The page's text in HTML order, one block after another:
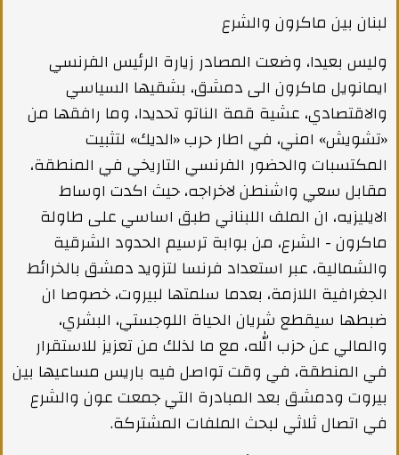
لبنان بين ماكرون والشرع
وليس بعيدا، وضعت المصادر زيارة الرئيس الفرنسي
ايمانويل ماكرون الى دمشق، بشقيها السياسي
والاقتصادي، عشية قمة الناتو تحديدا، وما رافقها من
«تشويش» امني، في اطار حرب «الديك» لتثبيت
المكتسبات والحضور الفرنسي التاريخي في المنطقة،
مقابل سعي واشنطن لاخراجه، حيث اكدت اوساط
الايليزيه، ان الملف اللبناني طبق اساسي على طاولة
ماكرون - الشرع، من بوابة ترسيم الحدود الشرقية
والشمالية، عبر استعداد فرنسا لتزويد دمشق بالخرائط
الجغرافية اللازمة، بعدما سلمتها لبيروت، خصوصا ان
ضبطها سيقطع شريان الحياة اللوجستي، البشري،
والمالي عن حزب الله، مع ما لذلك من تعزيز للاستقرار
في المنطقة، في وقت تواصل فيه باريس مساعيها بين
بيروت ودمشق بعد المبادرة التي جمعت عون والشرع
في اتصال ثلاثي لبحث الملفات المشتركة.